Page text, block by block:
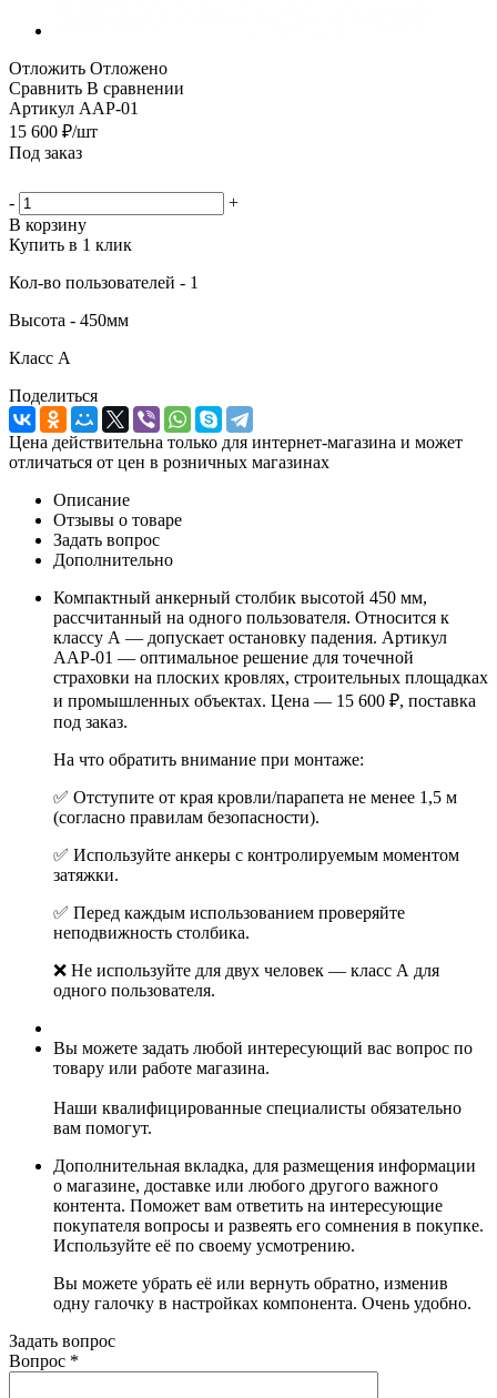
Отложить Отложено
Сравнить В сравнении
Артикул AAP-01
15 600 ₽/шт
Под заказ
-
+
В корзину
Купить в 1 клик
Кол-во пользователей - 1
Высота - 450мм
Класс А
Поделиться
Цена действительна только для интернет-магазина и может
отличаться от цен в розничных магазинах
Описание
Отзывы о товаре
Задать вопрос
Дополнительно
Компактный анкерный столбик высотой 450 мм,
рассчитанный на одного пользователя. Относится к
классу А — допускает остановку падения. Артикул
AAP-01 — оптимальное решение для точечной
страховки на плоских кровлях, строительных площадках
и промышленных объектах. Цена — 15 600 ₽, поставка
под заказ.
На что обратить внимание при монтаже:
✅ Отступите от края кровли/парапета не менее 1,5 м
(согласно правилам безопасности).
✅ Используйте анкеры с контролируемым моментом
затяжки.
✅ Перед каждым использованием проверяйте
неподвижность столбика.
❌ Не используйте для двух человек — класс А для
одного пользователя.
Вы можете задать любой интересующий вас вопрос по
товару или работе магазина.
Наши квалифицированные специалисты обязательно
вам помогут.
Дополнительная вкладка, для размещения информации
о магазине, доставке или любого другого важного
контента. Поможет вам ответить на интересующие
покупателя вопросы и развеять его сомнения в покупке.
Используйте её по своему усмотрению.
Вы можете убрать её или вернуть обратно, изменив
одну галочку в настройках компонента. Очень удобно.
Задать вопрос
Вопрос *